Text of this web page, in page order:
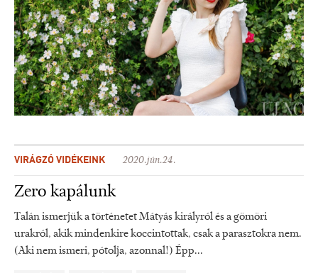
VIRÁGZÓ VIDÉKEINK 2020.jún.24.
Zero kapálunk
Talán ismerjük a történetet Mátyás királyról és a gömöri
urakról, akik mindenkire koccintottak, csak a parasztokra nem.
(Aki nem ismeri, pótolja, azonnal!) Épp...